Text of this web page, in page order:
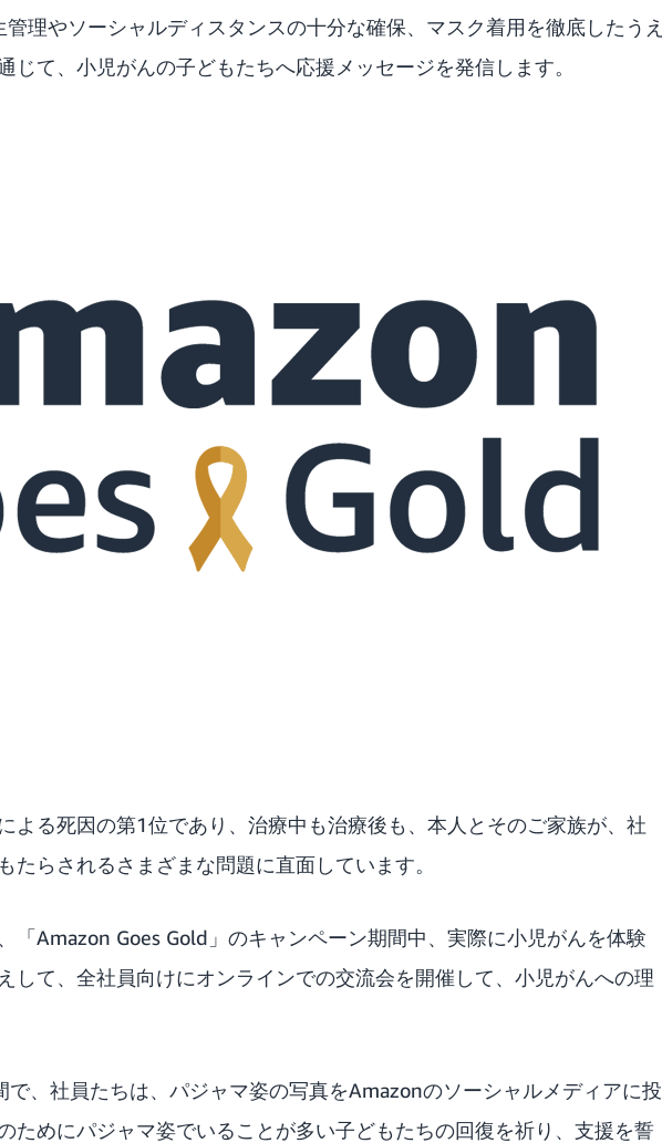
理やソーシャルディスタンスの十分な確保、マスク着用を徹底したうえ
じて、小児がんの子どもたちへ応援メッセージを発信します。
よる死因の第1位であり、治療中も治療後も、本人とそのご家族が、社
たらされるさまざまな問題に直面しています。
「Amazon Goes Gold」のキャンペーン期間中、実際に小児がんを体験
して、全社員向けにオンラインでの交流会を開催して、小児がんへの理
、社員たちは、パジャマ姿の写真をAmazonのソーシャルメディアに投
ためにパジャマ姿でいることが多い子どもたちの回復を祈り、支援を誓